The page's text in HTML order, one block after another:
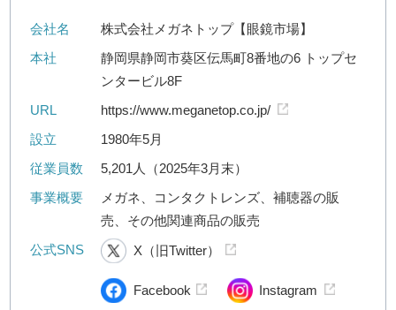
会社名
株式会社メガネトップ【眼鏡市場】
本社
静岡県静岡市葵区伝馬町8番地の6 トップセ
ンタービル8F
URL
https://www.meganetop.co.jp/
設立
1980年5月
従業員数
5,201人（2025年3月末）
事業概要
メガネ、コンタクトレンズ、補聴器の販
売、その他関連商品の販売
公式SNS
X（旧Twitter）
Facebook Instagram